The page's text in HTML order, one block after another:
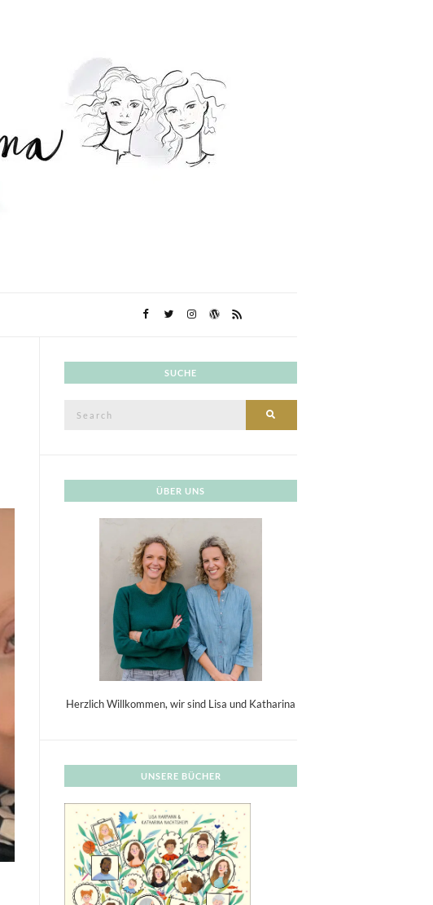
SUCHE
ÜBER UNS
Herzlich Willkommen, wir sind Lisa und Katharina
UNSERE BÜCHER